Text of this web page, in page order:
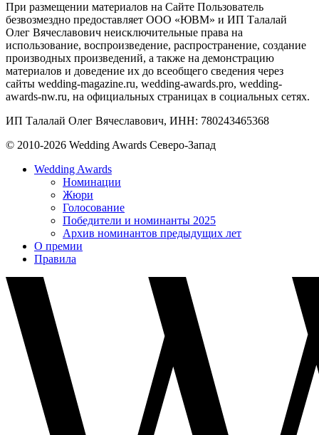
При размещении материалов на Сайте Пользователь
безвозмездно предоставляет ООО «ЮВМ» и ИП Талалай
Олег Вячеславович неисключительные права на
использование, воспроизведение, распространение, создание
производных произведений, а также на демонстрацию
материалов и доведение их до всеобщего сведения через
сайты wedding-magazine.ru, wedding-awards.pro, wedding-
awards-nw.ru, на официальных страницах в социальных сетях.
ИП Талалай Олег Вячеславович, ИНН: 780243465368
© 2010-2026 Wedding Awards Северо-Запад
Wedding Awards
Номинации
Жюри
Голосование
Победители и номинанты 2025
Архив номинантов предыдущих лет
О премии
Правила